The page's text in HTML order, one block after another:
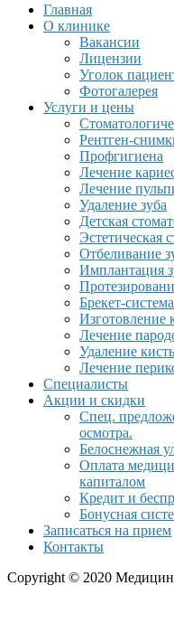
Главная
О клинике
Вакансии
Лицензии
Уголок
Фотогалерея
Услуги и цены
Рентген-
Профгигиена
Лечение
Лечение
Удаление зуба
Детская
Эстетическая
Отбеливание
Имплантация
Брекет-система
Изготовление
Лечение
Удаление
Лечение
Специалисты
Акции и скидки
Спец.
осмотра.
Белоснежная
Оплата
капиталом
Кредит и
Бонусная
Записаться на прием
Контакты
Copyright © 2020